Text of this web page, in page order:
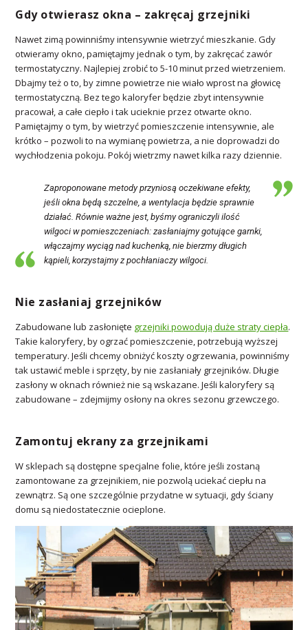
Gdy otwierasz okna – zakręcaj grzejniki
Nawet zimą powinniśmy intensywnie wietrzyć mieszkanie. Gdy
otwieramy okno, pamiętajmy jednak o tym, by zakręcać zawór
termostatyczny. Najlepiej zrobić to 5-10 minut przed wietrzeniem.
Dbajmy też o to, by zimne powietrze nie wiało wprost na głowicę
termostatyczną. Bez tego kaloryfer będzie zbyt intensywnie
pracował, a całe ciepło i tak ucieknie przez otwarte okno.
Pamiętajmy o tym, by wietrzyć pomieszczenie intensywnie, ale
krótko – pozwoli to na wymianę powietrza, a nie doprowadzi do
wychłodzenia pokoju. Pokój wietrzmy nawet kilka razy dziennie.
Zaproponowane metody przyniosą oczekiwane efekty,
jeśli okna będą szczelne, a wentylacja będzie sprawnie
działać. Równie ważne jest, byśmy ograniczyli ilość
wilgoci w pomieszczeniach: zasłaniajmy gotujące garnki,
włączajmy wyciąg nad kuchenką, nie bierzmy długich
kąpieli, korzystajmy z pochłaniaczy wilgoci.
Nie zasłaniaj grzejników
Zabudowane lub zasłonięte grzejniki powodują duże straty ciepła.
Takie kaloryfery, by ogrzać pomieszczenie, potrzebują wyższej
temperatury. Jeśli chcemy obniżyć koszty ogrzewania, powinniśmy
tak ustawić meble i sprzęty, by nie zasłaniały grzejników. Długie
zasłony w oknach również nie są wskazane. Jeśli kaloryfery są
zabudowane – zdejmijmy osłony na okres sezonu grzewczego.
Zamontuj ekrany za grzejnikami
W sklepach są dostępne specjalne folie, które jeśli zostaną
zamontowane za grzejnikiem, nie pozwolą uciekać ciepłu na
zewnątrz. Są one szczególnie przydatne w sytuacji, gdy ściany
domu są niedostatecznie ocieplone.